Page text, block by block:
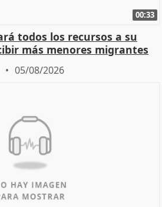
00:33
todos los recursos a su
más menores migrantes
05/08/2026